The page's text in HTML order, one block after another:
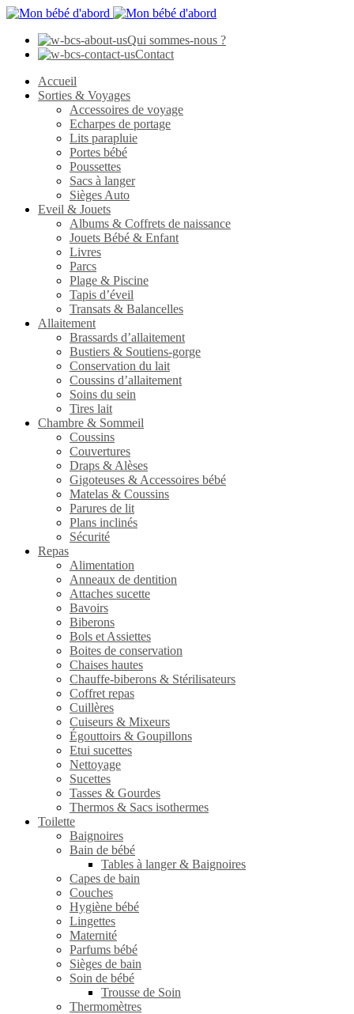
Qui sommes-nous ?
Contact
Accueil
Sorties & Voyages
Accessoires de voyage
Echarpes de portage
Lits parapluie
Portes bébé
Poussettes
Sacs à langer
Sièges Auto
Eveil & Jouets
Albums & Coffrets de naissance
Jouets Bébé & Enfant
Livres
Parcs
Plage & Piscine
Tapis d’éveil
Transats & Balancelles
Allaitement
Brassards d’allaitement
Bustiers & Soutiens-gorge
Conservation du lait
Coussins d’allaitement
Soins du sein
Tires lait
Chambre & Sommeil
Coussins
Couvertures
Draps & Alèses
Gigoteuses & Accessoires bébé
Matelas & Coussins
Parures de lit
Plans inclinés
Sécurité
Repas
Alimentation
Anneaux de dentition
Attaches sucette
Bavoirs
Biberons
Bols et Assiettes
Boites de conservation
Chaises hautes
Chauffe-biberons & Stérilisateurs
Coffret repas
Cuillères
Cuiseurs & Mixeurs
Égouttoirs & Goupillons
Etui sucettes
Nettoyage
Sucettes
Tasses & Gourdes
Thermos & Sacs isothermes
Toilette
Baignoires
Bain de bébé
Tables à langer & Baignoires
Capes de bain
Couches
Hygiène bébé
Lingettes
Maternité
Parfums bébé
Sièges de bain
Soin de bébé
Trousse de Soin
Thermomètres